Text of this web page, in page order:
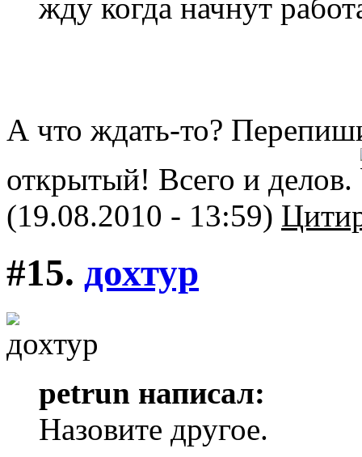
жду когда начнут
А что ждать-то?
открытый! Всего и делов.
(19.08.2010 - 13:59)
#15. дохтур
petrun написал:
Назовите другое.